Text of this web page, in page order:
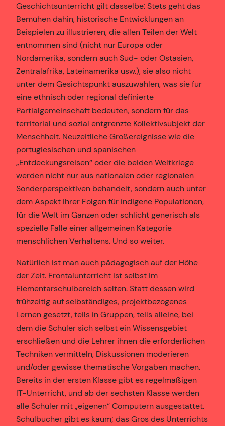
Geschichtsunterricht gilt dasselbe: Stets geht das
Bemühen dahin, historische Entwicklungen an
Beispielen zu illustrieren, die allen Teilen der Welt
entnommen sind (nicht nur Europa oder
Nordamerika, sondern auch Süd- oder Ostasien,
Zentralafrika, Lateinamerika usw.), sie also nicht
unter dem Gesichtspunkt auszuwählen, was sie für
eine ethnisch oder regional definierte
Partialgemeinschaft bedeuten, sondern für das
territorial und sozial entgrenzte Kollektivsubjekt der
Menschheit. Neuzeitliche Großereignisse wie die
portugiesischen und spanischen
„Entdeckungsreisen“ oder die beiden Weltkriege
werden nicht nur aus nationalen oder regionalen
Sonderperspektiven behandelt, sondern auch unter
dem Aspekt ihrer Folgen für indigene Populationen,
für die Welt im Ganzen oder schlicht generisch als
spezielle Fälle einer allgemeinen Kategorie
menschlichen Verhaltens. Und so weiter.
Natürlich ist man auch pädagogisch auf der Höhe
der Zeit. Frontalunterricht ist selbst im
Elementarschulbereich selten. Statt dessen wird
frühzeitig auf selbständiges, projektbezogenes
Lernen gesetzt, teils in Gruppen, teils alleine, bei
dem die Schüler sich selbst ein Wissensgebiet
erschließen und die Lehrer ihnen die erforderlichen
Techniken vermitteln, Diskussionen moderieren
und/oder gewisse thematische Vorgaben machen.
Bereits in der ersten Klasse gibt es regelmäßigen
IT-Unterricht, und ab der sechsten Klasse werden
alle Schüler mit „eigenen“ Computern ausgestattet.
Schulbücher gibt es kaum; das Gros des Unterrichts